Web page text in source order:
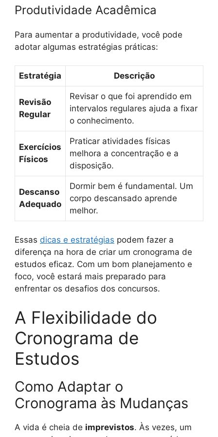
Produtividade Acadêmica
Para aumentar a produtividade, você pode
adotar algumas estratégias práticas:
Estratégia Descrição
Revisão
Regular
Revisar o que foi aprendido em
intervalos regulares ajuda a fixar
o conhecimento.
Exercícios
Físicos
Praticar atividades físicas
melhora a concentração e a
disposição.
Descanso
Adequado
Dormir bem é fundamental. Um
corpo descansado aprende
melhor.
Essas dicas e estratégias podem fazer a
diferença na hora de criar um cronograma de
estudos eficaz. Com um bom planejamento e
foco, você estará mais preparado para
enfrentar os desafios dos concursos.
A Flexibilidade do
Cronograma de
Estudos
Como Adaptar o
Cronograma às Mudanças
A vida é cheia de imprevistos. Às vezes, um